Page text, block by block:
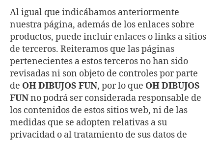
Al igual que indicábamos anteriormente
nuestra página, además de los enlaces sobre
productos, puede incluir enlaces o links a sitios
de terceros. Reiteramos que las páginas
pertenecientes a estos terceros no han sido
revisadas ni son objeto de controles por parte
de OH DIBUJOS FUN, por lo que OH DIBUJOS
FUNno podrá ser considerada responsable de
los contenidos de estos sitios web, ni de las
medidas que se adopten relativas a su
privacidad o al tratamiento de sus datos de